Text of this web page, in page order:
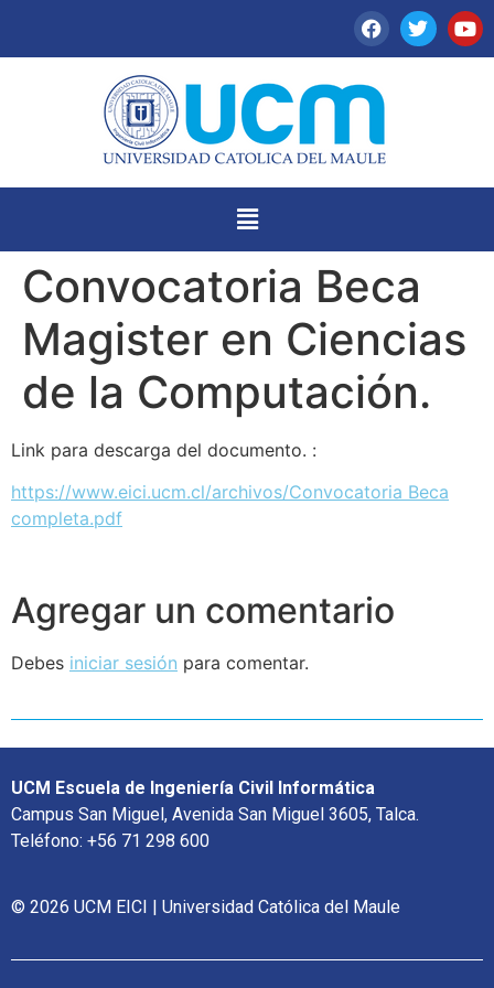
Convocatoria Beca
Magister en Ciencias
de la Computación.
Link para descarga del documento. :
https://www.eici.ucm.cl/archivos/Convocatoria Beca
completa.pdf
Agregar un comentario
Debes iniciar sesión para comentar.
UCM Escuela de Ingeniería Civil Informática
Campus San Miguel, Avenida San Miguel 3605, Talca.
Teléfono: +56 71 298 600
© 2026 UCM EICI | Universidad Católica del Maule